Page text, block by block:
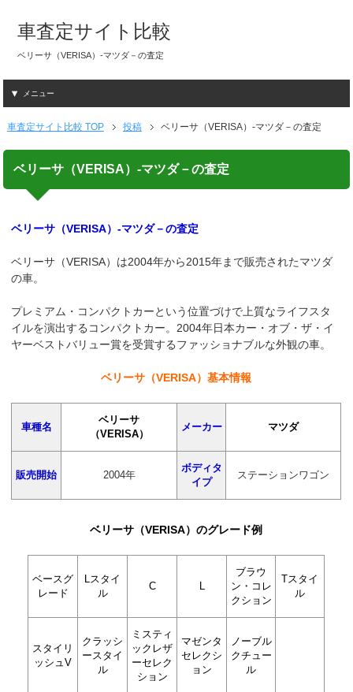
車査定サイト比較
ベリーサ（VERISA）-マツダ－の査定
メニュー
車査定サイト比較 TOP 投稿 ベリーサ（VERISA）-マツダ－の査定
ベリーサ（VERISA）-マツダ－の査定
ベリーサ（VERISA）-マツダ－の査定
ベリーサ（VERISA）は2004年から2015年まで販売されたマツダ
の車。
プレミアム・コンパクトカーという位置づけで上質なライフスタ
イルを演出するコンパクトカー。2004年日本カー・オブ・ザ・イ
ヤーベストバリュー賞を受賞するファッショナブルな外観の車。
ベリーサ（VERISA）基本情報
車種名
ベリーサ
（VERISA）
メーカー マツダ
販売開始 2004年
ボディタ
イプ
ステーションワゴン
ベリーサ（VERISA）のグレード例
ベースグ
レード
Lスタイ
ル
C
ブラウ
ン・コレ
クション
Tスタイ
ル
スタイリ
ッシュV
クラッシ
ースタイ
ル
ミスティ
ックレザ
ーセレク
ション
マゼンタ
セレクシ
ョン
ノーブル
クチュー
ル